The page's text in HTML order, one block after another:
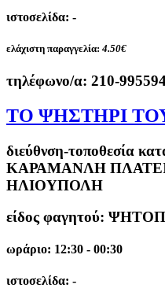
ιστοσελίδα: -
ελάχιστη παραγγελία: 4.50€
τηλέφωνο/α: 210-
ΤΟ ΨΗΣΤΗΡΙ
διεύθνση-τοποθεσία
ΚΑΡΑΜΑΝΛΗ
ΗΛΙΟΥΠΟΛΗ
είδος φαγητού:
ωράριο: 12:30 - 00:30
ιστοσελίδα: -